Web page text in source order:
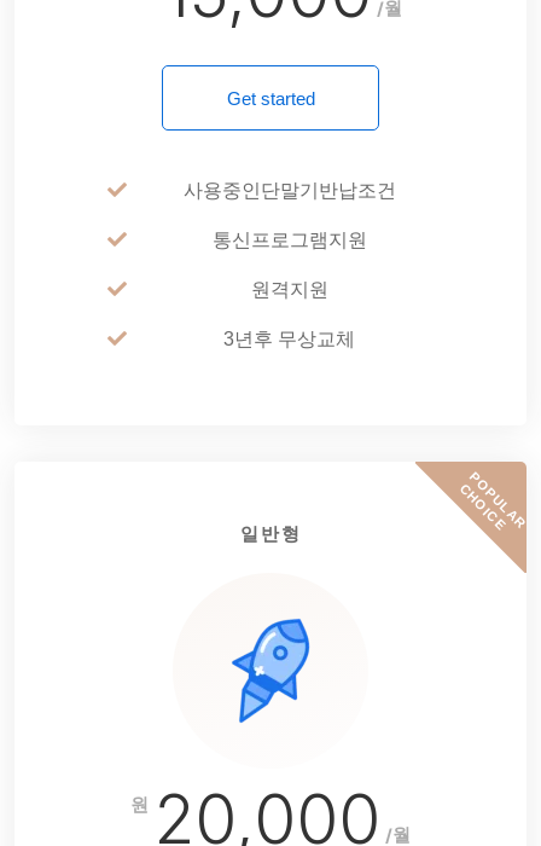
/월
Get started
사용중인단말기반납조건
통신프로그램지원
원격지원
3년후 무상교체
P
O
P
U
L
A
R
C
H
O
I
C
E
일반형
원 20,000 /월